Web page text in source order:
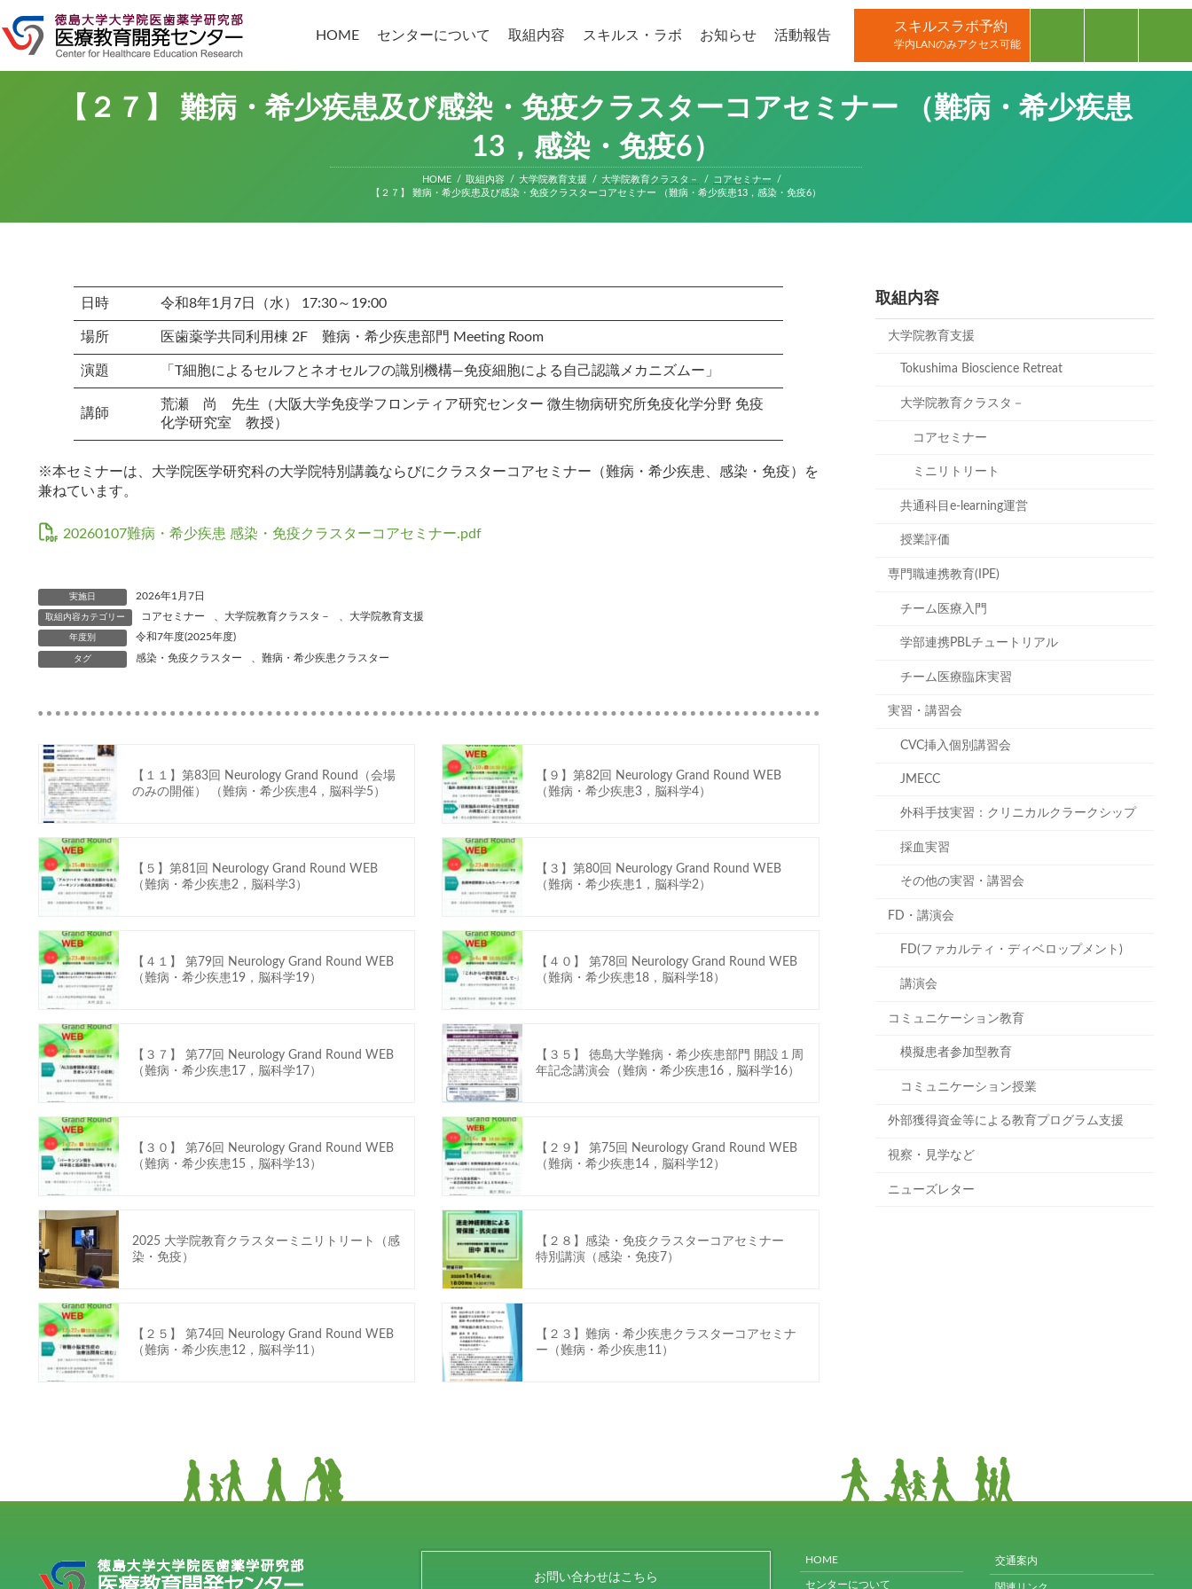
ン
テ
ビ
ゲ
HOME センターについて 取組内容 スキルス・ラボ お知らせ 活動報告
スキルスラボ予約
学内LANのみアクセス可能
【２７】 難病・希少疾患及び感染・免疫クラスターコアセミナー （難病・希少疾患
13，感染・免疫6）
HOME 取組内容 大学院教育支援 大学院教育クラスタ－
コアセミナー
【２７】 難病・希少疾患及び感染・免疫クラスターコアセミナー （難病・希少疾患13，感染・免疫6）
日時 令和8年1月7日（水） 17:30～19:00
場所 医歯薬学共同利用棟 2F 難病・希少疾患部門 Meeting Room
演題 「T細胞によるセルフとネオセルフの識別機構—免疫細胞による自己認識メカニズムー」
講師
荒瀬 尚 先生（大阪大学免疫学フロンティア研究センター 微生物病研究所免疫化学分野 免疫
化学研究室 教授）
※本セミナーは、大学院医学研究科の大学院特別講義ならびにクラスターコアセミナー（難病・希少疾患、感染・免疫）を
兼ねています。
20260107難病・希少疾患 感染・免疫クラスターコアセミナー.pdf
実施日 2026年1月7日
取組内容カテゴリー コアセミナー 大学院教育クラスタ－ 大学院教育支援
年度別 令和7年度(2025年度)
タグ 感染・免疫クラスター 難病・希少疾患クラスター
【１１】第83回 Neurology Grand Round（会場
のみの開催） （難病・希少疾患4，脳科学5）
【９】第82回 Neurology Grand Round WEB
（難病・希少疾患3，脳科学4）
【５】第81回 Neurology Grand Round WEB
（難病・希少疾患2，脳科学3）
【３】第80回 Neurology Grand Round WEB
（難病・希少疾患1，脳科学2）
【４１】 第79回 Neurology Grand Round WEB
（難病・希少疾患19，脳科学19）
【４０】 第78回 Neurology Grand Round WEB
（難病・希少疾患18，脳科学18）
【３７】 第77回 Neurology Grand Round WEB
（難病・希少疾患17，脳科学17）
【３５】 徳島大学難病・希少疾患部門 開設１周
年記念講演会（難病・希少疾患16，脳科学16）
【３０】 第76回 Neurology Grand Round WEB
（難病・希少疾患15，脳科学13）
【２９】 第75回 Neurology Grand Round WEB
（難病・希少疾患14，脳科学12）
2025 大学院教育クラスターミニリトリート（感
染・免疫）
【２８】感染・免疫クラスターコアセミナー
特別講演（感染・免疫7）
【２５】 第74回 Neurology Grand Round WEB
（難病・希少疾患12，脳科学11）
【２３】難病・希少疾患クラスターコアセミナ
ー（難病・希少疾患11）
取組内容
大学院教育支援
Tokushima Bioscience Retreat
大学院教育クラスタ－
コアセミナー
ミニリトリート
共通科目e-learning運営
授業評価
専門職連携教育(IPE)
チーム医療入門
学部連携PBLチュートリアル
チーム医療臨床実習
実習・講習会
CVC挿入個別講習会
JMECC
外科手技実習：クリニカルクラークシップ
採血実習
その他の実習・講習会
FD・講演会
FD(ファカルティ・ディベロップメント)
講演会
コミュニケーション教育
模擬患者参加型教育
コミュニケーション授業
外部獲得資金等による教育プログラム支援
視察・見学など
ニューズレター
お問い合わせはこちら
HOME
センターについて
交通案内